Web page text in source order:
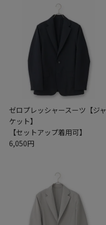
ゼロプレッシャースーツ【ジャ
ケット】
【セットアップ着用可】
6,050円